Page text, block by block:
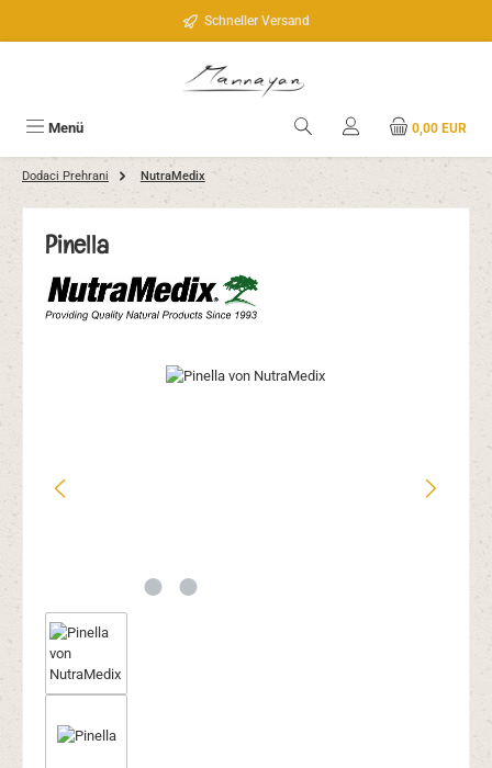
Schneller Versand
Menü 0,00 EUR
Dodaci Prehrani NutraMedix
Pinella
Bildergalerie überspringen